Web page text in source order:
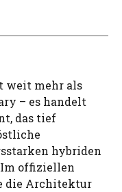
weit mehr als
– es handelt
das tief
hybriden
offiziellen
die Architektur